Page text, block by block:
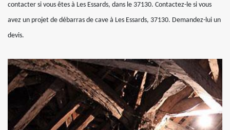
contacter si vous êtes à Les Essards, dans le 37130. Contactez-le si vous
avez un projet de débarras de cave à Les Essards, 37130. Demandez-lui un
devis.